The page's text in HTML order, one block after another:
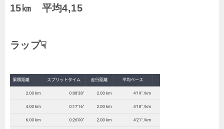
15㎞ 平均4,15
ラップ☟